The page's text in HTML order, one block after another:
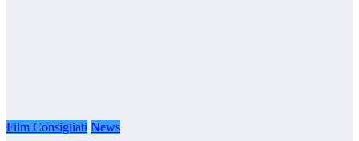
Film Consigliati News